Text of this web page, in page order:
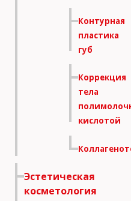
Контурная
пластика
губ
Коррекция
тела
кислотой
Эстетическая
косметология